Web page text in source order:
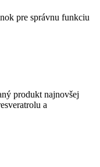
pre správnu funkciu
produkt najnovšej
a